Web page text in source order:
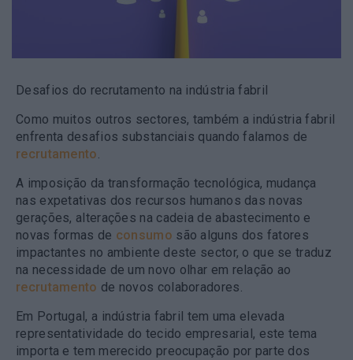
Desafios do recrutamento na indústria fabril
Como muitos outros sectores, também a indústria fabril
enfrenta desafios substanciais quando falamos de
recrutamento.
A imposição da transformação tecnológica, mudança
nas expetativas dos recursos humanos das novas
gerações, alterações na cadeia de abastecimento e
novas formas de consumo são alguns dos fatores
impactantes no ambiente deste sector, o que se traduz
na necessidade de um novo olhar em relação ao
recrutamento de novos colaboradores.
Em Portugal, a indústria fabril tem uma elevada
representatividade do tecido empresarial, este tema
importa e tem merecido preocupação por parte dos